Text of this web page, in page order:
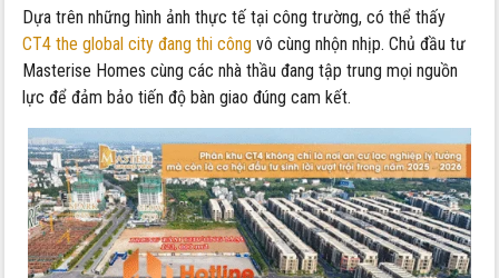
Dựa trên những hình ảnh thực tế tại công trường, có thể thấy
CT4 the global city đang thi công vô cùng nhộn nhịp. Chủ đầu tư
Masterise Homes cùng các nhà thầu đang tập trung mọi nguồn
lực để đảm bảo tiến độ bàn giao đúng cam kết.